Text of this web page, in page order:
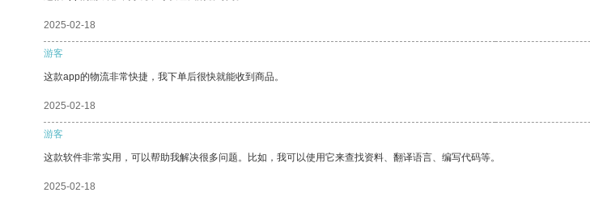
2025-02-18
游客
这款app的物流非常快捷，我下单后很快就能收到商品。
2025-02-18
游客
这款软件非常实用，可以帮助我解决很多问题。比如，我可以使用它来查找资料、翻译语言、编写代码等。
2025-02-18